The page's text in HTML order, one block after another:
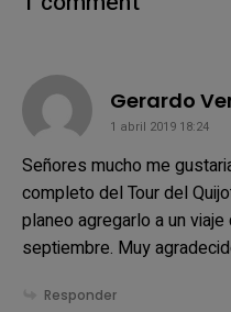
Gerardo
1 abril 2019 18:24
Señores mucho me
completo del Tour del
planeo agregarlo a un
septiembre. Muy
Responder